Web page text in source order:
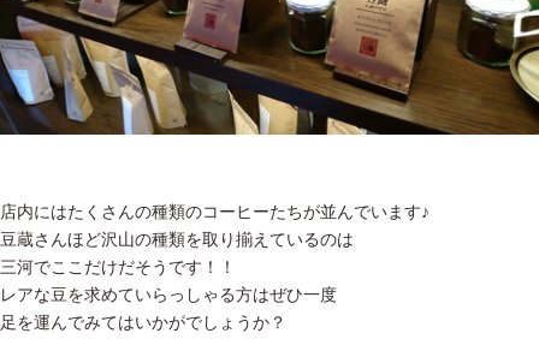
店内にはたくさんの種類のコーヒーたちが並んでいます♪
豆蔵さんほど沢山の種類を取り揃えているのは
三河でここだけだそうです！！
レアな豆を求めていらっしゃる方はぜひ一度
足を運んでみてはいかがでしょうか？